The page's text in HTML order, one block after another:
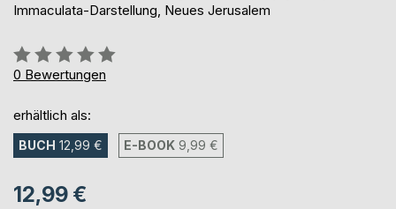
Immaculata-Darstellung, Neues Jerusalem
Bewertung::
0%
0 Bewertungen
erhältlich als:
BUCH 12,99 € E-BOOK 9,99 €
12,99 €